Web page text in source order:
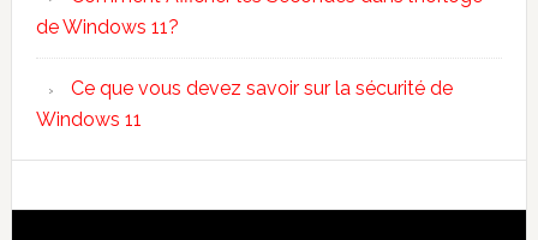
de Windows 11?
Ce que vous devez savoir sur la sécurité de
Windows 11